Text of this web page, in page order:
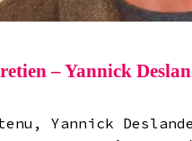
– Yannick
Yannick